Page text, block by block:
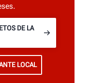
DE LA
LOCAL